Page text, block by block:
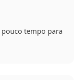
tempo para